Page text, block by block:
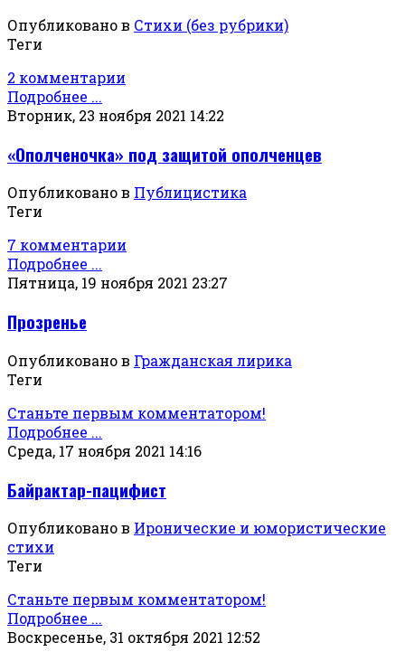
Опубликовано в Стихи (без рубрики)
Теги
2 комментарии
Подробнее ...
Вторник, 23 ноября 2021 14:22
«Ополченочка» под защитой ополченцев
Опубликовано в Публицистика
Теги
7 комментарии
Подробнее ...
Пятница, 19 ноября 2021 23:27
Прозренье
Опубликовано в Гражданская лирика
Теги
Станьте первым комментатором!
Подробнее ...
Среда, 17 ноября 2021 14:16
Байрактар-пацифист
Опубликовано в Иронические и юмористические
стихи
Теги
Станьте первым комментатором!
Подробнее ...
Воскресенье, 31 октября 2021 12:52